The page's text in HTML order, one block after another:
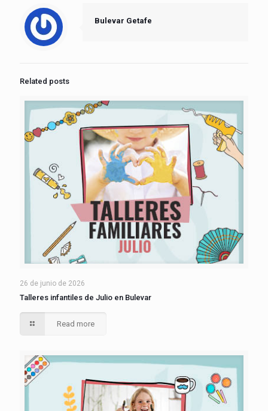
Bulevar Getafe
Related posts
26 de junio de 2026
Talleres infantiles de Julio en Bulevar
Read more